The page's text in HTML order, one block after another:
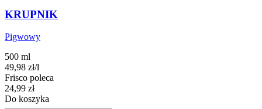
KRUPNIK
Pigwowy
500 ml
49,98 zł/l
Frisco poleca
Cena
24,99 zł
Do koszyka